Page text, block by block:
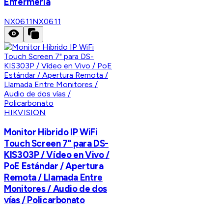
NX0611NX0611
HIKVISION
Monitor Hibrido IP WiFi
Touch Screen 7" para DS-
KIS303P / Vídeo en Vivo /
PoE Estándar / Apertura
Remota / Llamada Entre
Monitores / Audio de dos
vías / Policarbonato